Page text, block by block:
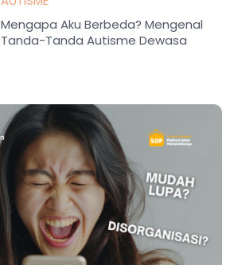
Mengapa Aku Berbeda? Mengenal
Tanda-Tanda Autisme Dewasa